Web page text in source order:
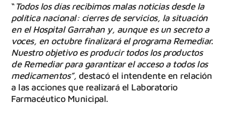
“Todos los días recibimos malas noticias desde la
política nacional: cierres de servicios, la situación
en el Hospital Garrahan y, aunque es un secreto a
voces, en octubre finalizará el programa Remediar.
Nuestro objetivo es producir todos los productos
de Remediar para garantizar el acceso a todos los
medicamentos”, destacó el intendente en relación
a las acciones que realizará el Laboratorio
Farmacéutico Municipal.